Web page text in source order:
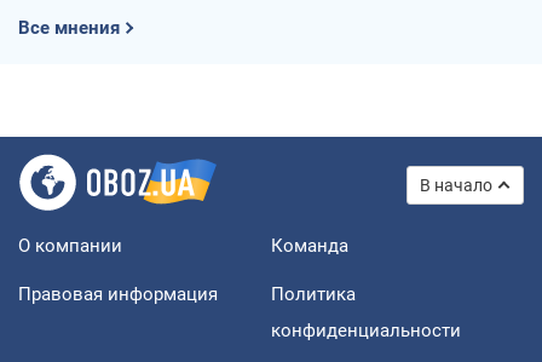
Все мнения
В начало
О компании Команда
Правовая информация
Политика
конфиденциальности